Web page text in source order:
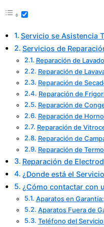
Servicio se Asistencia
Servicios de
Reparación de
Reparación de
Reparación de
Reparación de
Reparación de
Reparación de
Reparación de
Reparación de
Reparación de
Reparación de
¿Donde está el
¿Cómo contactar con
Aparatos en Garantía:
Aparatos Fuera de
Teléfono del